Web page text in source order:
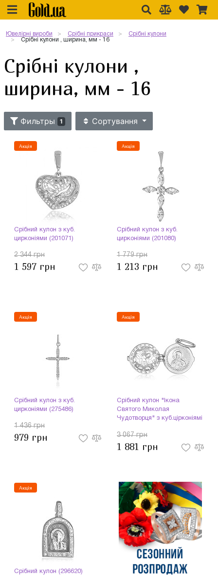
Ювелірні вироби Срібні прикраси
Срібні кулони
Срібні кулони , ширина, мм - 16
Срібні кулони ,
ширина, мм - 16
Фильтры 1 Сортування
Акція
Срібний кулон з куб.
цирконіями (201071)
2 344 грн
1 597 грн
Акція
Срібний кулон з куб.
цирконіями (201080)
1 779 грн
1 213 грн
Акція
Срібний кулон з куб.
цирконіями (275486)
1 436 грн
979 грн
Акція
Срібний кулон "Ікона
Святого Миколая
Чудотворця" з куб.цірконіямі
3 067 грн
1 881 грн
Акція
Срібний кулон (296620)